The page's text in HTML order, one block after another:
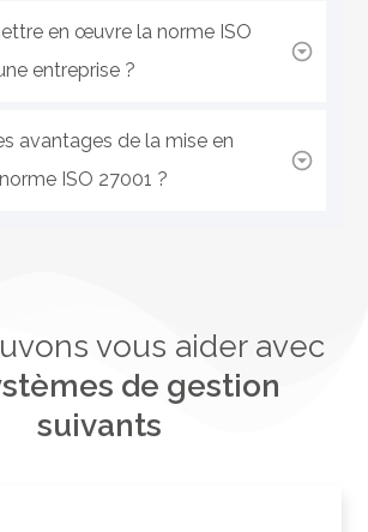
en œuvre la norme ISO
entreprise ?
avantages de la mise en
ISO 27001 ?
vous aider avec
de gestion
suivants